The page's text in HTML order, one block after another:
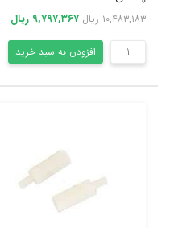
۱۰,۴۸۳,۱۸۳ ریال ۹,۷۹۷,۳۶۷ ریال
افزودن به سبد خرید